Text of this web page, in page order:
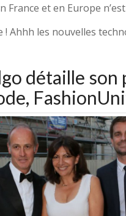
et en Europe
! Ahhh les nouvelles
détaille son
,